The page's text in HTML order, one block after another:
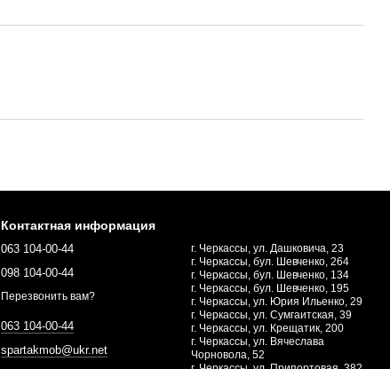
Контактная информация
063 104-00-44
098 104-00-44
Перезвонить вам?
063 104-00-44
spartakmob@ukr.net
г. Черкассы, ул. Дашковича, 23
г. Черкассы, бул. Шевченко, 264
г. Черкассы, бул. Шевченко, 134
г. Черкассы, бул. Шевченко, 195
г. Черкассы, ул. Юрия Ильенко, 29
г. Черкассы, ул. Сумгаитская, 39
г. Черкассы, ул. Крещатик, 200
г. Черкассы, ул. Вячеслава
Чорновола, 52